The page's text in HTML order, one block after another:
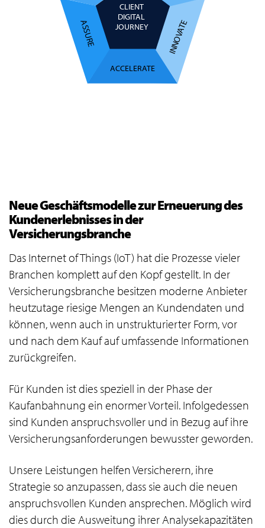
CLIENT
DIGITAL
JOURNEY INNOVATE
ACCELERATE
ASSURE
Neue Geschäftsmodelle zur Erneuerung des
Kundenerlebnisses in der
Versicherungsbranche
Das Internet of Things (IoT) hat die Prozesse vieler
Branchen komplett auf den Kopf gestellt. In der
Versicherungsbranche besitzen moderne Anbieter
heutzutage riesige Mengen an Kundendaten und
können, wenn auch in unstrukturierter Form, vor
und nach dem Kauf auf umfassende Informationen
zurückgreifen.
Für Kunden ist dies speziell in der Phase der
Kaufanbahnung ein enormer Vorteil. Infolgedessen
sind Kunden anspruchsvoller und in Bezug auf ihre
Versicherungsanforderungen bewusster geworden.
Unsere Leistungen helfen Versicherern, ihre
Strategie so anzupassen, dass sie auch die neuen
anspruchsvollen Kunden ansprechen. Möglich wird
dies durch die Ausweitung ihrer Analysekapazitäten